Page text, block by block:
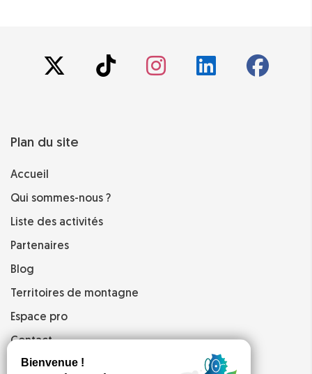
Plan du site
Accueil
Qui sommes-nous ?
Liste des activités
Partenaires
Blog
Territoires de montagne
Espace pro
Contact
Mentions légales